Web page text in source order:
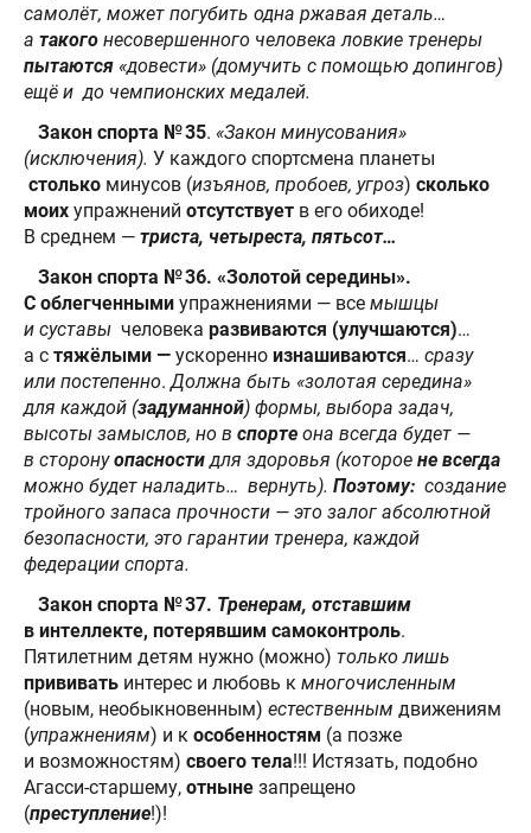
самолёт, может погубить одна ржавая деталь…
а такого несовершенного человека ловкие тренеры
пытаются «довести» (домучить с помощью допингов)
ещё и до чемпионских медалей.
Закон спорта № 35. «Закон минусования»
(исключения). У каждого спортсмена планеты
столько минусов (изъянов, пробоев, угроз) сколько
моих упражнений отсутствует в его обиходе!
В среднем — триста, четыреста, пятьсот…
Закон спорта № 36. «Золотой середины».
С облегченными упражнениями — все мышцы
и суставы человека развиваются (улучшаются)…
а с тяжёлыми — ускоренно изнашиваются… сразу
или постепенно.Должна быть «золотая середина»
для каждой (задуманной) формы, выбора задач,
высоты замыслов, но в спорте она всегда будет —
в сторонуопасностидля здоровья (которое не всегда
можно будет наладить… вернуть). Поэтому: создание
тройного запаса прочности — это залог абсолютной
безопасности, это гарантии тренера, каждой
федерации спорта.
Закон спорта № 37. Тренерам, отставшим
в интеллекте, потерявшим самоконтроль.
Пятилетним детям нужно (можно) только лишь
прививать интерес и любовь к многочисленным
(новым, необыкновенным) естественным движениям
(упражнениям) и к особенностям (а позже
и возможностям) своего тела!!! Истязать, подобно
Агасси-старшему, отныне запрещено
(преступление!)!